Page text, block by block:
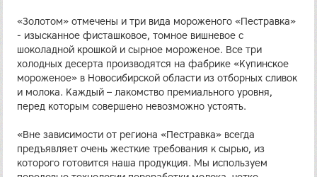
«Золотом» отмечены и три вида мороженого «Пестравка»
- изысканное фисташковое, томное вишневое с
шоколадной крошкой и сырное мороженое. Все три
холодных десерта производятся на фабрике «Купинское
мороженое» в Новосибирской области из отборных сливок
и молока. Каждый – лакомство премиального уровня,
перед которым совершено невозможно устоять.
«Вне зависимости от региона «Пестравка» всегда
предъявляет очень жесткие требования к сырью, из
которого готовится наша продукция. Мы используем